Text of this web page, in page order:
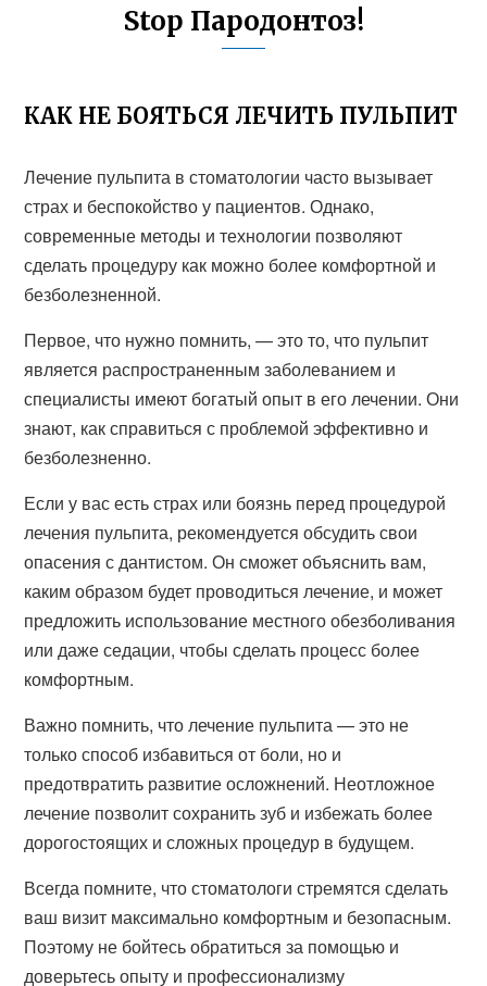
Stop Пародонтоз!
КАК НЕ БОЯТЬСЯ ЛЕЧИТЬ ПУЛЬПИТ
Лечение пульпита в стоматологии часто вызывает
страх и беспокойство у пациентов. Однако,
современные методы и технологии позволяют
сделать процедуру как можно более комфортной и
безболезненной.
Первое, что нужно помнить, — это то, что пульпит
является распространенным заболеванием и
специалисты имеют богатый опыт в его лечении. Они
знают, как справиться с проблемой эффективно и
безболезненно.
Если у вас есть страх или боязнь перед процедурой
лечения пульпита, рекомендуется обсудить свои
опасения с дантистом. Он сможет объяснить вам,
каким образом будет проводиться лечение, и может
предложить использование местного обезболивания
или даже седации, чтобы сделать процесс более
комфортным.
Важно помнить, что лечение пульпита — это не
только способ избавиться от боли, но и
предотвратить развитие осложнений. Неотложное
лечение позволит сохранить зуб и избежать более
дорогостоящих и сложных процедур в будущем.
Всегда помните, что стоматологи стремятся сделать
ваш визит максимально комфортным и безопасным.
Поэтому не бойтесь обратиться за помощью и
доверьтесь опыту и профессионализму